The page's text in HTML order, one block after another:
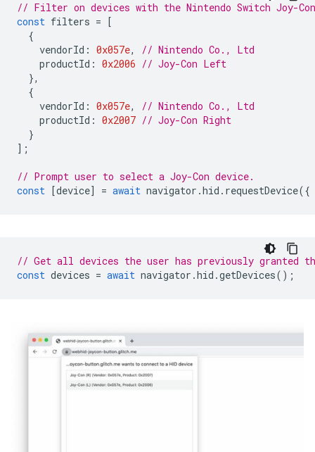
// Filter on devices with the Nintendo Switch Joy-Con
const filters = [
{
vendorId : 0x057e,
// Nintendo Co., Ltd
productId : 0x2006 // Joy-Con Left
},
{
vendorId : 0x057e,
// Nintendo Co., Ltd
productId : 0x2007 // Joy-Con Right
}
];
// Prompt user to select a Joy-Con device.
const [device] = await navigator .hid . requestDevice({
// Get all devices the user has previously granted
const devices = await navigator .hid .getDevices();